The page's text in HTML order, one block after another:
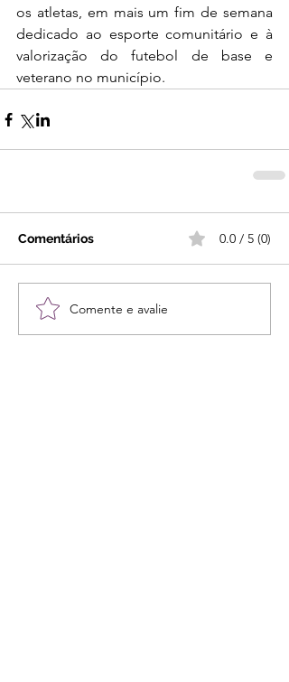
os atletas, em mais um fim de semana
dedicado ao esporte comunitário e à
valorização do futebol de base e
veterano no município.
Comentários 0.0 / 5 (0)
Comente e avalie